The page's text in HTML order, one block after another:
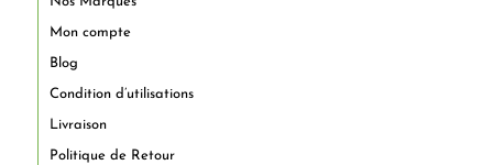
Mon compte
Blog
Condition d’utilisations
Livraison
Politique de Retour